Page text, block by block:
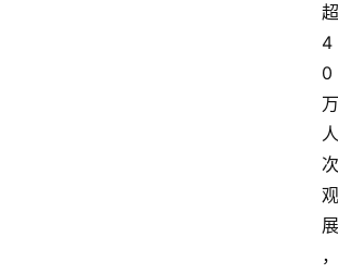
超
4
0
万
人
次
观
展
，